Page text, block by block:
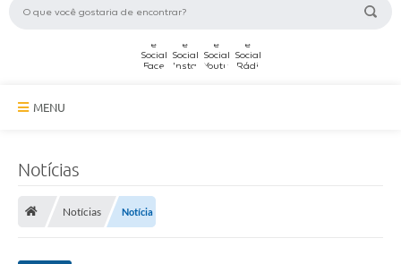
MENU
Serviços Online
Notícias
Notícias Notícia